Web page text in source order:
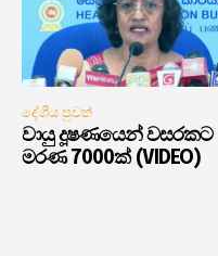
දේශීය පුවත්
වායු දූෂණයෙන් වසරකට
මරණ 7000ක් (VIDEO)